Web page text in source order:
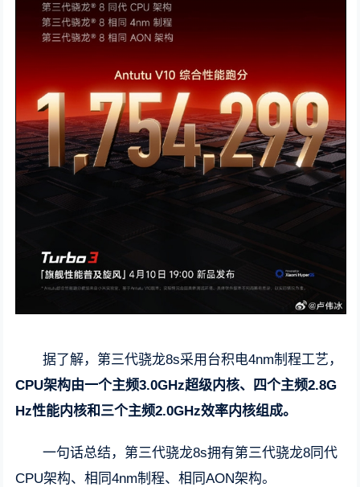
据了解，第三代骁龙8s采用台积电4nm制程工艺，
CPU架构由一个主频3.0GHz超级内核、四个主频2.8G
Hz性能内核和三个主频2.0GHz效率内核组成。
一句话总结，第三代骁龙8s拥有第三代骁龙8同代
CPU架构、相同4nm制程、相同AON架构。